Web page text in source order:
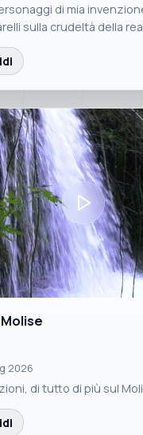
di mia
sulla crudeltà della
2026
di tutto di più sul